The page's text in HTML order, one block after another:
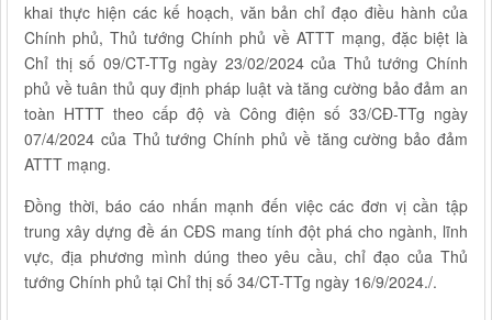
khai thực hiện các kế hoạch, văn bản chỉ đạo điều hành của
Chính phủ, Thủ tướng Chính phủ về ATTT mạng, đặc biệt là
Chỉ thị số 09/CT-TTg ngày 23/02/2024 của Thủ tướng Chính
phủ về tuân thủ quy định pháp luật và tăng cường bảo đảm an
toàn HTTT theo cấp độ và Công điện số 33/CĐ-TTg ngày
07/4/2024 của Thủ tướng Chính phủ về tăng cường bảo đảm
ATTT mạng.
Đồng thời, báo cáo nhấn mạnh đến việc các đơn vị cần tập
trung xây dựng đề án CĐS mang tính đột phá cho ngành, lĩnh
vực, địa phương mình dúng theo yêu cầu, chỉ đạo của Thủ
tướng Chính phủ tại Chỉ thị số 34/CT-TTg ngày 16/9/2024./.